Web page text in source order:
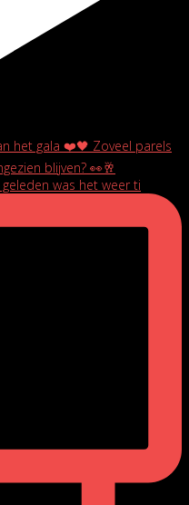
was het weer ti